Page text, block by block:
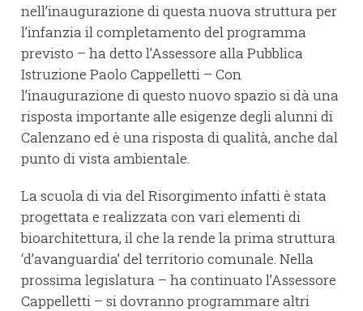
nell’inaugurazione di questa nuova struttura per
l’infanzia il completamento del programma
previsto – ha detto l’Assessore alla Pubblica
Istruzione Paolo Cappelletti – Con
l’inaugurazione di questo nuovo spazio si dà una
risposta importante alle esigenze degli alunni di
Calenzano ed è una risposta di qualità, anche dal
punto di vista ambientale.
La scuola di via del Risorgimento infatti è stata
progettata e realizzata con vari elementi di
bioarchitettura, il che la rende la prima struttura
‘d’avanguardia’ del territorio comunale. Nella
prossima legislatura – ha continuato l’Assessore
Cappelletti – si dovranno programmare altri